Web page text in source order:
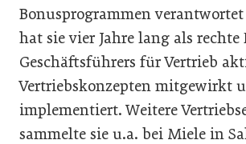
Bonusprogrammen
hat sie vier Jahre lang als rechte
Geschäftsführers für Vertrieb
Vertriebskonzepten mitgewirkt
implementiert. Weitere
sammelte sie u.a. bei Miele in